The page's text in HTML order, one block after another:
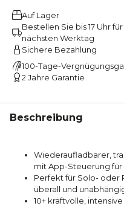
Auf Lager
Bestellen Sie bis 17 Uhr
nächsten Werktag
Sichere Bezahlung
100-Tage-
2 Jahre Garantie
Beschreibung
Wiederaufladbarer,
mit App-Steuerung
Perfekt für Solo- oder
überall und
10+ kraftvolle,